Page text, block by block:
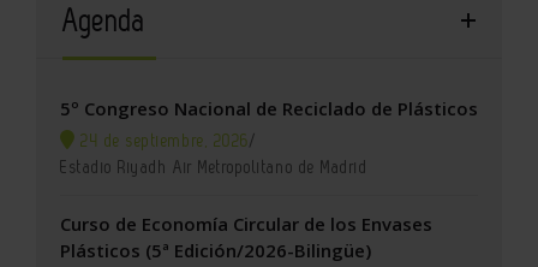
Agenda
5º Congreso Nacional de Reciclado de Plásticos
24 de septiembre, 2026/
Estadio Riyadh Air Metropolitano de Madrid
Curso de Economía Circular de los Envases
Plásticos (5ª Edición/2026-Bilingüe)